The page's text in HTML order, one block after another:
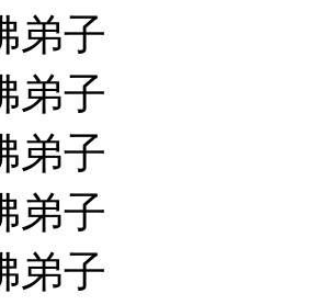
弟子
弟子
弟子
弟子
弟子